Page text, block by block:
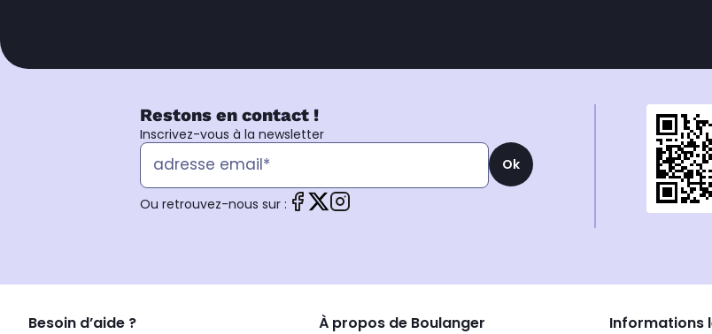
Restons en contact !
Inscrivez-vous à la newsletter
Ok
Ou retrouvez-nous sur :
Besoin d’aide ? À propos de Boulanger Informations